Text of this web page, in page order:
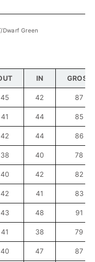
Dwarf Green
IN GROSS
45 42 87
41 44 85
42 44 86
38 40 78
40 42 82
42 41 83
43 48 91
41 38 79
40 47 87